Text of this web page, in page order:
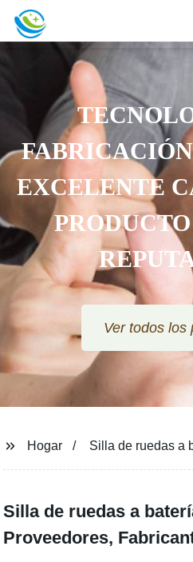
EXCELENTE
Ver todos los
Hogar Silla de ruedas a
Silla de ruedas a
Proveedores,